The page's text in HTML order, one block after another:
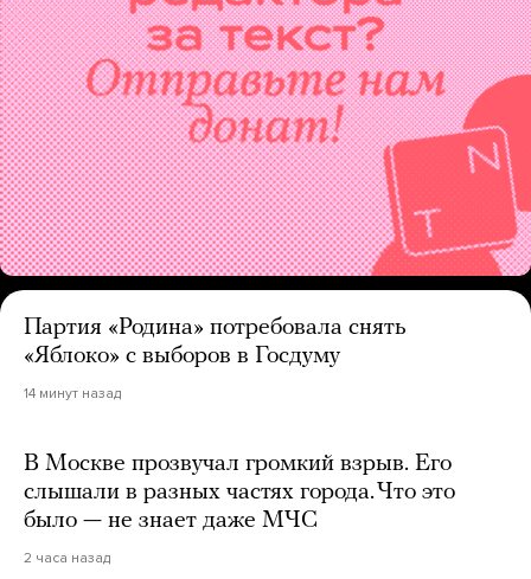
Партия «Родина» потребовала снять
«Яблоко» с выборов в Госдуму
14 минут назад
В Москве прозвучал громкий взрыв. Его
слышали в разных частях города. Что это
было — не знает даже МЧС
2 часа назад